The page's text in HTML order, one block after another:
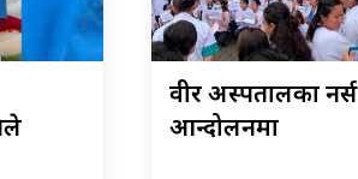
वीर अस्पतालका नर्स
आन्दोलनमा